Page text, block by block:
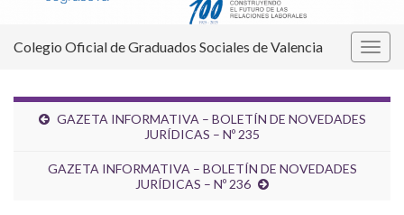
Colegio Oficial de Graduados Sociales de Valencia
GAZETA INFORMATIVA – BOLETÍN DE NOVEDADES
JURÍDICAS – Nº 235
GAZETA INFORMATIVA – BOLETÍN DE NOVEDADES
JURÍDICAS – Nº 236